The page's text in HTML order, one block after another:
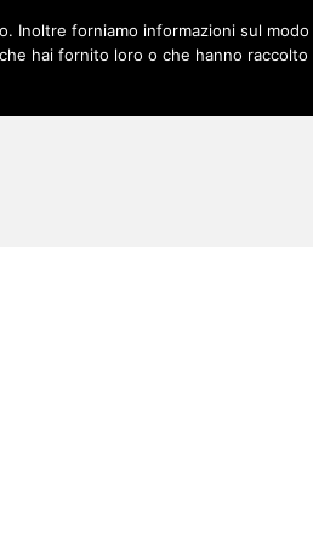
EDITORIALI
Inoltre forniamo informazioni sul
hai fornito loro o che hanno